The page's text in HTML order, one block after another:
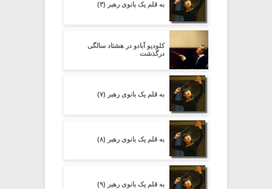
به قلم یک بانوی رهبر (۳)
کلودیو آبادو در هشتاد سالگی
درگذشت
به قلم یک بانوی رهبر (۷)
به قلم یک بانوی رهبر (۸)
به قلم یک بانوی رهبر (۹)